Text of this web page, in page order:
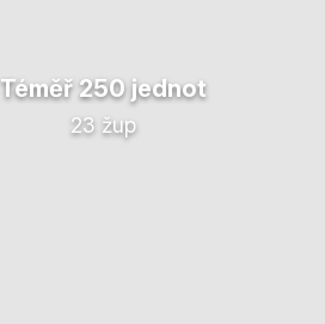
Téměř 250 jednot
23 žup